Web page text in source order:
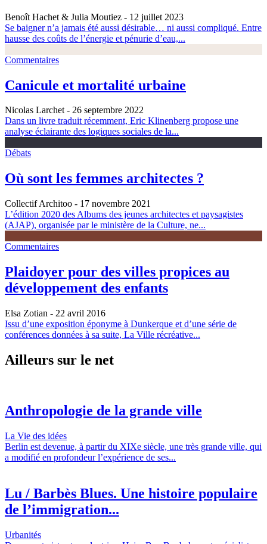
Benoît Hachet & Julia Moutiez - 12 juillet 2023
Se baigner n’a jamais été aussi désirable… ni aussi compliqué. Entre
hausse des coûts de l’énergie et pénurie d’eau,...
Commentaires
Canicule et mortalité urbaine
Nicolas Larchet- 26 septembre 2022
Dans un livre traduit récemment, Eric Klinenberg propose une
analyse éclairante des logiques sociales de la...
Débats
Où sont les femmes architectes ?
Collectif Architoo - 17 novembre 2021
L’édition 2020 des Albums des jeunes architectes et paysagistes
(AJAP), organisée par le ministère de la Culture, ne...
Commentaires
Plaidoyer pour des villes propices au
développement des enfants
Elsa Zotian - 22 avril 2016
Issu d’une exposition éponyme à Dunkerque et d’une série de
conférences données à sa suite, La Ville récréative...
Ailleurs sur le net
Anthropologie de la grande ville
La Vie des idées
Berlin est devenue, à partir du XIXe siècle, une très grande ville, qui
a modifié en profondeur l’expérience de ses...
Lu / Barbès Blues. Une histoire populaire
de l’immigration...
Urbanités